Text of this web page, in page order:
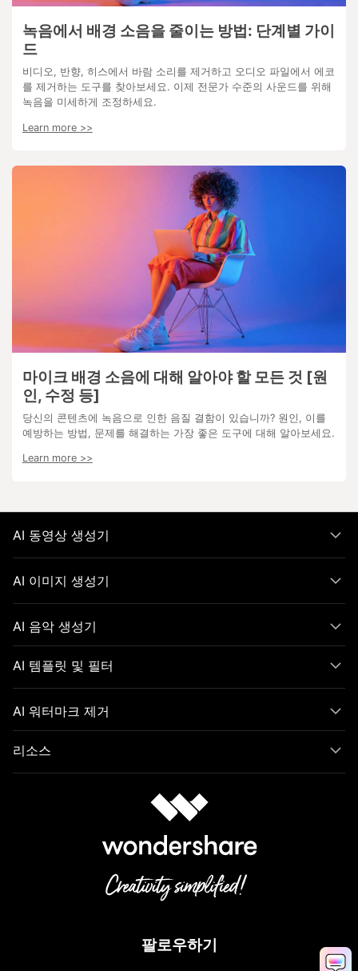
녹음에서 배경 소음을 줄이는 방법: 단계별 가이
드
비디오, 반향, 히스에서 바람 소리를 제거하고 오디오 파일에서 에코
를 제거하는 도구를 찾아보세요. 이제 전문가 수준의 사운드를 위해
녹음을 미세하게 조정하세요.
Learn more >>
마이크 배경 소음에 대해 알아야 할 모든 것 [원
인, 수정 등]
당신의 콘텐츠에 녹음으로 인한 음질 결함이 있습니까? 원인, 이를
예방하는 방법, 문제를 해결하는 가장 좋은 도구에 대해 알아보세요.
Learn more >>
팔로우하기
AI 동영상 생성기
AI 이미지 생성기
AI 음악 생성기
AI 템플릿 및 필터
AI 워터마크 제거
리소스